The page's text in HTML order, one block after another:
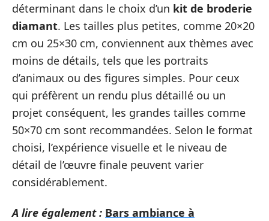
déterminant dans le choix d’un kit de broderie
diamant. Les tailles plus petites, comme 20×20
cm ou 25×30 cm, conviennent aux thèmes avec
moins de détails, tels que les portraits
d’animaux ou des figures simples. Pour ceux
qui préfèrent un rendu plus détaillé ou un
projet conséquent, les grandes tailles comme
50×70 cm sont recommandées. Selon le format
choisi, l’expérience visuelle et le niveau de
détail de l’œuvre finale peuvent varier
considérablement.
A lire également : Bars ambiance à